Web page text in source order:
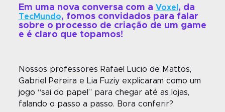
Em uma nova conversa com a Voxel , da
TecMundo, fomos convidados para falar
sobre o processo de criação de um game
e é claro que topamos!
Nossos professores Rafael Lucio de Mattos,
Gabriel Pereira e Lia Fuziy explicaram como um
jogo “sai do papel” para chegar até as lojas,
falando o passo a passo. Bora conferir?